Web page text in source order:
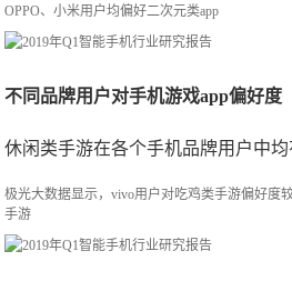
OPPO、小米用户均偏好二次元类app
不同品牌用户对手机游戏app偏好度
休闲类手游在各个手机品牌用户中
极光大数据显示，vivo用户对吃鸡类手游偏好度
手游